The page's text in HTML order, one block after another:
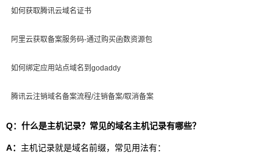
如何获取腾讯云域名证书
阿里云获取备案服务码-通过购买函数资源包
如何绑定应用站点域名到godaddy
腾讯云注销域名备案流程/注销备案/取消备案
Q：什么是主机记录？常见的域名主机记录有哪些？
A： 主机记录就是域名前缀，常见用法有：